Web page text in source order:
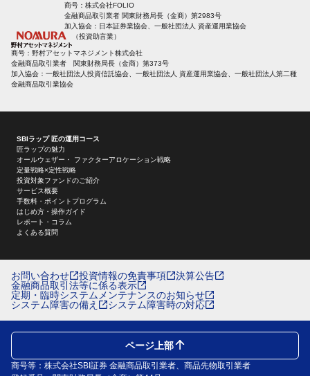
商号：株式会社FOLIO
金融商品取引業者 関東財務局長（金商）第2983号
加入協会：日本証券業協会、一般社団法人 資産運用業協会
（投資助言業）
商号：野村アセットマネジメント株式会社
金融商品取引業者 関東財務局長（金商）第373号
加入協会：一般社団法人投資信託協会、一般社団法人 資産運用業協会、一般社団法人第二種
金融商品取引業協会
SBIラップ 匠の運用コース
匠ラップの魅力
オールウェザー・ ファクターアロケーション戦略
定量戦略×定性戦略
投資対象ファンドのご紹介
サービス概要
手数料・ポイントプログラム
はじめ方・操作ガイド
レポート・コラム
よくある質問
お問い合わせ 投資情報の免責事項
決算公告
金融商品取引法等に係る表示
定期・臨時システムメンテナンスのお知らせ
システム障害の備え
システム障害時の対応
ページ上部
商号等：株式会社SBI証券 金融商品取引業者、商品先物取引業者